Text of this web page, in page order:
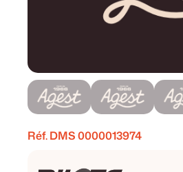
Réf. DMS0000013974